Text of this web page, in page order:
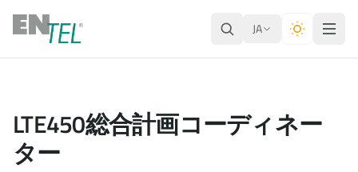
JA
LTE450総合計画コーディネー
ター